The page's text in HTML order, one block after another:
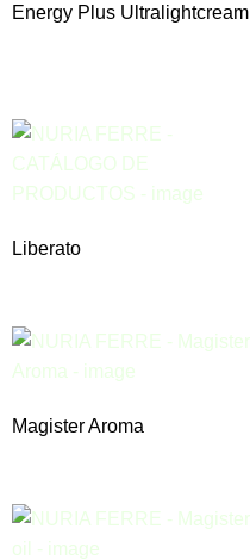
Energy Plus Ultralightcream
Liberato
Magister Aroma